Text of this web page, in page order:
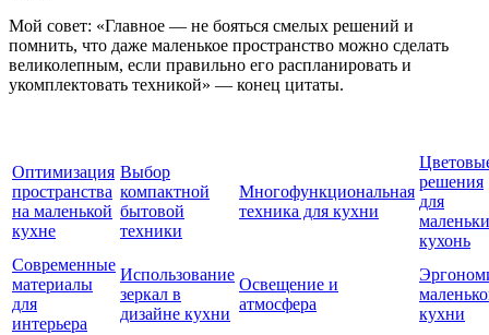
Мой совет: «Главное — не бояться смелых решений и
помнить, что даже маленькое пространство можно сделать
великолепным, если правильно его распланировать и
укомплектовать техникой» — конец цитаты.
Оптимизация
пространства
на маленькой
кухне
Выбор
компактной
бытовой
техники
Многофункциональная
техника для кухни
решения
для
кухонь
Современные
материалы
для
интерьера
Использование
зеркал в
дизайне кухни
Освещение и
атмосфера
кухни